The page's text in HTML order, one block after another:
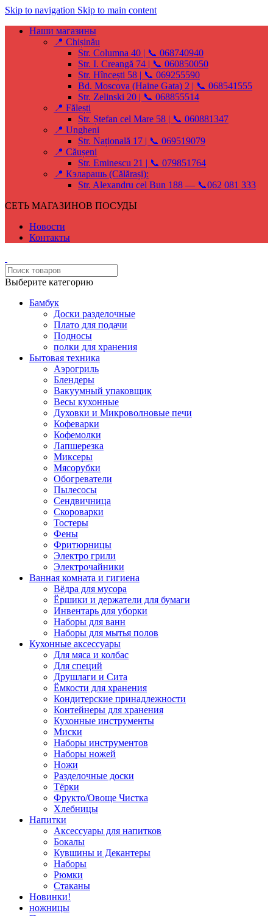
Skip to navigation Skip to main content
Наши магазины
📍 Chișinău
Str. Columna 40 | 📞 068740940
Str. I. Creangă 74 | 📞 060850050
Str. Hîncești 58 | 📞 069255590
Bd. Moscova (Haine Gata) 2 | 📞 068541555
Str. Zelinski 20 | 📞 068855514
📍 Fălești
Str. Ștefan cel Mare 58 | 📞 060881347
📍 Ungheni
Str. Națională 17 | 📞 069519079
📍 Căușeni
Str. Eminescu 21 | 📞 079851764
📍 Кэларашь (Călărași):
Str. Alexandru cel Bun 188 — 📞062 081 333
СЕТЬ МАГАЗИНОВ ПОСУДЫ
Новости
Контакты
Выберите категорию
Бамбук
Доски разделочные
Плато для подачи
Подносы
полки для хранения
Бытовая техника
Аэрогриль
Блендеры
Вакуумный упаковщик
Весы кухонные
Духовки и Микроволновые печи
Кофеварки
Кофемолки
Лапшерезка
Миксеры
Мясорубки
Обогреватели
Пылесосы
Сендвичница
Скороварки
Тостеры
Фены
Фритюрницы
Электро грили
Электрочайники
Ванная комната и гигиена
Вёдра для мусора
Ёршики и держатели для бумаги
Инвентарь для уборки
Наборы для ванн
Наборы для мытья полов
Кухонные аксессуары
Для мяса и колбас
Для специй
Друшлаги и Сита
Ёмкости для хранения
Кондитерские принадлежности
Контейнеры для хранения
Кухонные инструменты
Миски
Наборы инструментов
Наборы ножей
Ножи
Разделочные доски
Тёрки
Фрукто/Овоще Чистка
Хлебницы
Напитки
Аксессуары для напитков
Бокалы
Кувшины и Декантеры
Наборы
Рюмки
Стаканы
Новинки!
ножницы